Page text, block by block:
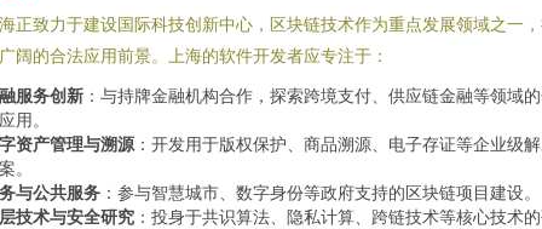
正致力于建设国际科技创新中心，区块链技术作为重点发展领域之一
阔的合法应用前景。上海的软件开发者应专注于：
服务创新 ：与持牌金融机构合作，探索跨境支付、供应链金融等领域
用。
资产管理与溯源 ：开发用于版权保护、商品溯源、电子存证等企业级
。
与公共服务 ：参与智慧城市、数字身份等政府支持的区块链项目建设。
技术与安全研究 ：投身于共识算法、隐私计算、跨链技术等核心技术